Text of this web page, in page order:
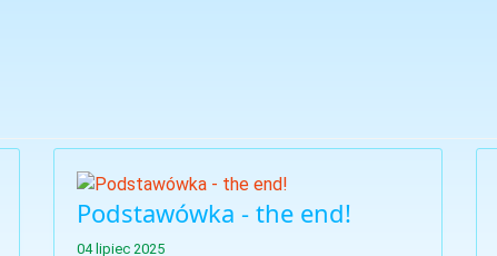
Podstawówka - the end!
04 lipiec 2025